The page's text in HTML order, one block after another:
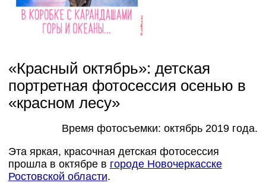
«Красный октябрь»: детская
портретная фотосессия осенью в
«красном лесу»
Время фотосъемки: октябрь 2019 года.
Эта яркая, красочная детская фотосессия
прошла в октябре в городе Новочеркасске
Ростовской области.